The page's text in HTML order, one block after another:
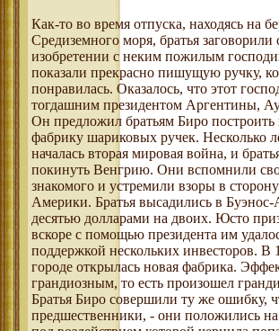
Как-то во время отпуска, находясь на
Средиземного моря, братья заговорили
изобретении с неким пожилым
показали прекрасно пишущую ручку,
понравилась. Оказалось, что этот
тогдашним президентом Аргентины,
Он предложил братьям Биро построить
фабрику шариковых ручек. Несколько
началась вторая мировая война, и
покинуть Венгрию. Они вспомнили
знакомого и устремили взоры в
Америки. Братья высадились в Буэнос-
десятью долларами на двоих. Юсто
вскоре с помощью президента им
поддержкой нескольких инвесторов. В
городе открылась новая фабрика.
грандиозным, то есть произошел
Братья Биро совершили ту же ошибку,
предшественники, - они положились на